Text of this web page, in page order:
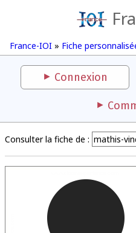
France-IOI » Fiche
Connexion
Consulter la fiche de :